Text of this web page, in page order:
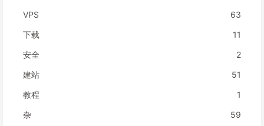
VPS
63
下载
11
安全
2
建站
51
教程
1
杂
59